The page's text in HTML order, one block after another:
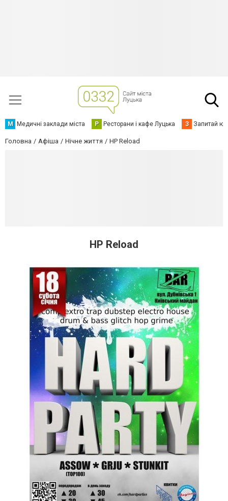
М Медичні заклади міста Р Ресторани і кафе Луцька З Запитай
Головна Афіша Нічне життя HP Reload
HP Reload